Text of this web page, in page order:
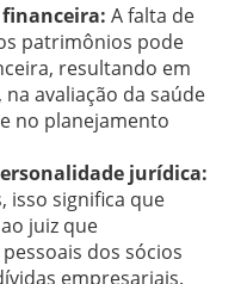
A falta de
patrimônios pode
resultando em
avaliação da saúde
no planejamento
jurídica:
isso significa que
juiz que
dos sócios
empresariais.